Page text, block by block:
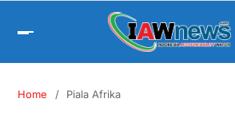
Home Piala Afrika